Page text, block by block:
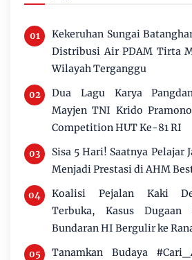
Kekeruhan Sungai
Distribusi Air PDAM Tirta
Wilayah Terganggu
Dua Lagu Karya
Mayjen TNI Krido
Competition HUT Ke-81 RI
Sisa 5 Hari! Saatnya Pelajar
Menjadi Prestasi di AHM
Koalisi Pejalan Kaki
Terbuka, Kasus Dugaan
Bundaran HI Bergulir ke
Tanamkan Budaya